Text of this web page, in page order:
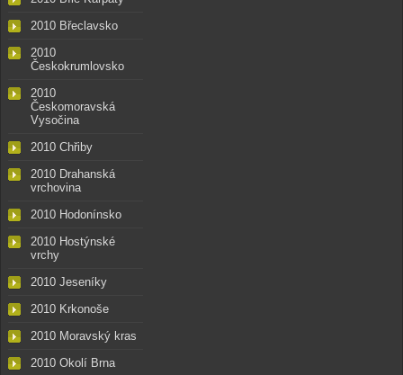
2010 Břeclavsko
2010
Českokrumlovsko
2010
Českomoravská
Vysočina
2010 Chřiby
2010 Drahanská
vrchovina
2010 Hodonínsko
2010 Hostýnské
vrchy
2010 Jeseníky
2010 Krkonoše
2010 Moravský kras
2010 Okolí Brna